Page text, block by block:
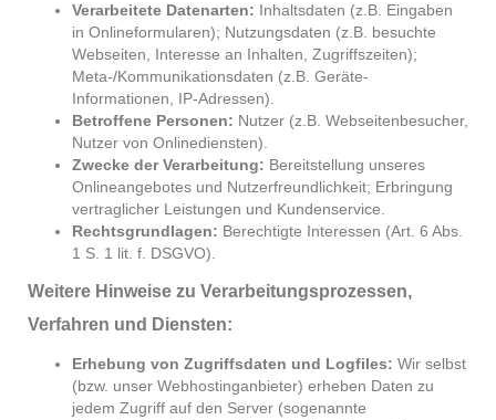
Verarbeitete Datenarten: Inhaltsdaten (z.B. Eingaben
in Onlineformularen); Nutzungsdaten (z.B. besuchte
Webseiten, Interesse an Inhalten, Zugriffszeiten);
Meta-/Kommunikationsdaten (z.B. Geräte-
Informationen, IP-Adressen).
Betroffene Personen: Nutzer (z.B. Webseitenbesucher,
Nutzer von Onlinediensten).
Zwecke der Verarbeitung: Bereitstellung unseres
Onlineangebotes und Nutzerfreundlichkeit; Erbringung
vertraglicher Leistungen und Kundenservice.
Rechtsgrundlagen: Berechtigte Interessen (Art. 6 Abs.
1 S. 1 lit. f. DSGVO).
Weitere Hinweise zu Verarbeitungsprozessen,
Verfahren und Diensten:
Erhebung von Zugriffsdaten und Logfiles: Wir selbst
(bzw. unser Webhostinganbieter) erheben Daten zu
jedem Zugriff auf den Server (sogenannte